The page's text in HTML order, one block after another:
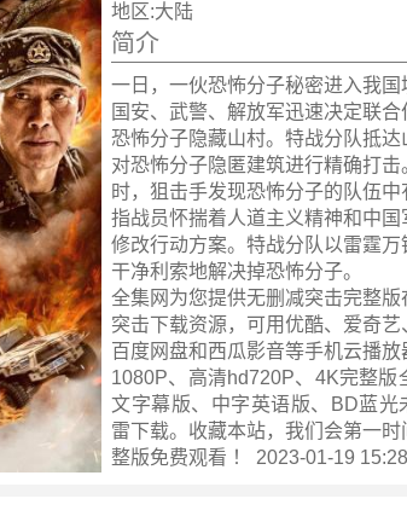
地区:大陆
简介
一日，一伙恐怖分子秘密进入我国
国安、武警、解放军迅速决定联
恐怖分子隐藏山村。特战分队抵
对恐怖分子隐匿建筑进行精确打
时，狙击手发现恐怖分子的队伍
指战员怀揣着人道主义精神和中
修改行动方案。特战分队以雷霆万
干净利索地解决掉恐怖分子。
全集网为您提供无删减突击完整
突击下载资源，可用优酷、爱奇艺
百度网盘和西瓜影音等手机云播
1080P、高清hd720P、4K完整版
文字幕版、中字英语版、BD蓝光
雷下载。收藏本站，我们会第一时
整版免费观看 ！ 2023-01-19